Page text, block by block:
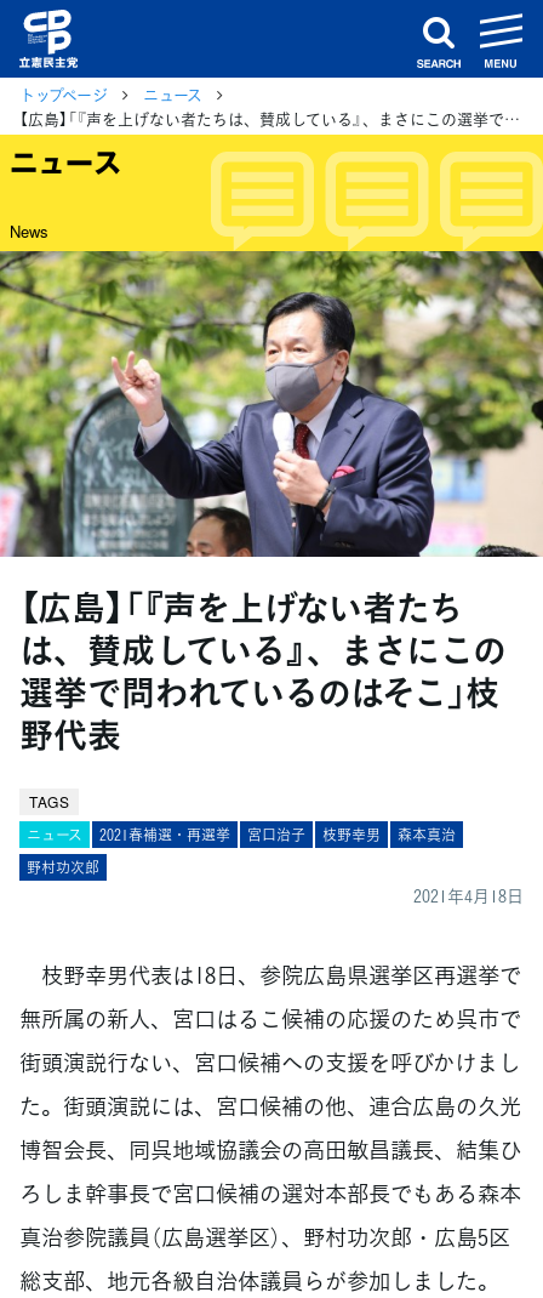
search
トップページ
ニュース
【広島】「『声を上げない者たちは、賛成している』、まさにこの選挙で問われているのはそこ」枝野代表
ニュース
News
【広島】「『声を上げない者たち
は、賛成している』、まさにこの
選挙で問われているのはそこ」枝
野代表
TAGS
ニュース 2021春補選・再選挙 宮口治子 枝野幸男
森本真治
野村功次郎
2021年4月18日
枝野幸男代表は18日、参院広島県選挙区再選挙で
無所属の新人、宮口はるこ候補の応援のため呉市で
街頭演説行ない、宮口候補への支援を呼びかけまし
た。街頭演説には、宮口候補の他、連合広島の久光
博智会長、同呉地域協議会の高田敏昌議長、結集ひ
ろしま幹事長で宮口候補の選対本部長でもある森本
真治参院議員（広島選挙区）、野村功次郎・広島5区
総支部、地元各級自治体議員らが参加しました。